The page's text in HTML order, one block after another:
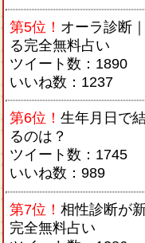
第5位！ オーラ診断
る完全無料占い
ツイート数：1890
いいね数：1237
第6位！ 生年月日で
るのは？
ツイート数：1745
いいね数：989
第7位！ 相性診断が
完全無料占い